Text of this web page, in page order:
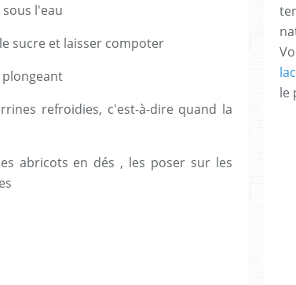
l'eau
sucre et laisser compoter
refroidies, c'est-à-dire quand la
abricots en dés , les poser sur les
le